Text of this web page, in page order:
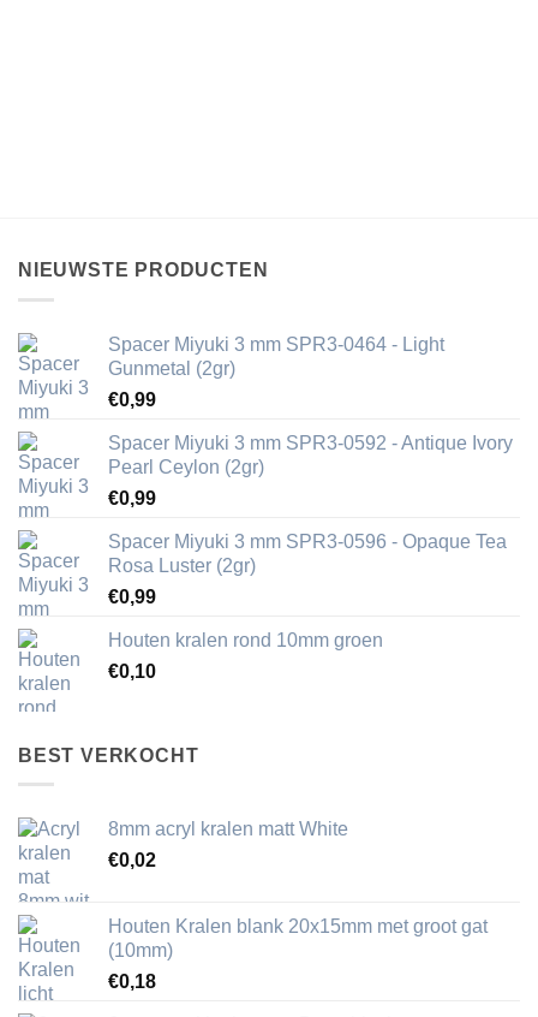
NIEUWSTE PRODUCTEN
Spacer Miyuki 3 mm SPR3-0464 - Light
Gunmetal (2gr)
€0,99
Spacer Miyuki 3 mm SPR3-0592 - Antique Ivory
Pearl Ceylon (2gr)
€0,99
Spacer Miyuki 3 mm SPR3-0596 - Opaque Tea
Rosa Luster (2gr)
€0,99
Houten kralen rond 10mm groen
€0,10
BEST VERKOCHT
8mm acryl kralen matt White
€0,02
Houten Kralen blank 20x15mm met groot gat
(10mm)
€0,18